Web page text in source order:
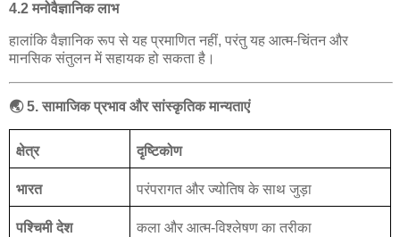
4.2मनोवैज्ञानिक लाभ
हालांकि वैज्ञानिक रूप से यह प्रमाणित नहीं, परंतु यह आत्म-चिंतन और
मानसिक संतुलन में सहायक हो सकता है।
🌏5.सामाजिक प्रभाव और सांस्कृतिक मान्यताएं
क्षेत्र दृष्टिकोण
भारत परंपरागत और ज्योतिष के साथ जुड़ा
पश्चिमी देश कला और आत्म-विश्लेषण का तरीका